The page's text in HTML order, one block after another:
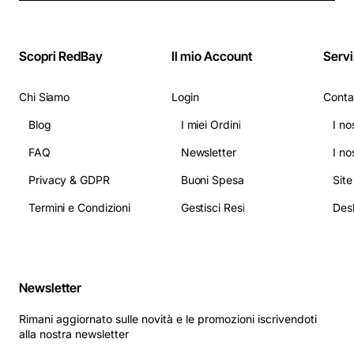
Scopri RedBay
Chi Siamo
Blog
FAQ
Privacy & GDPR
Termini e Condizioni
Il mio Account
Login
I miei Ordini
Newsletter
Buoni Spesa
Gestisci Resi
I
I
Newsletter
Rimani aggiornato sulle novità e le promozioni iscrivendoti
alla nostra newsletter